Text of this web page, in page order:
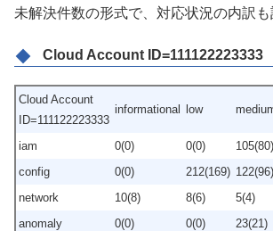
未解決件数の形式で、対応状況の内訳も
Cloud Account ID=111122223333
Cloud Account
ID=111122223333
informational low
iam 0(0) 0(0) 105(80)
config
0(0) 212(169) 122(96)
network
10(8) 8(6) 5(4)
anomaly
0(0) 0(0) 23(21)